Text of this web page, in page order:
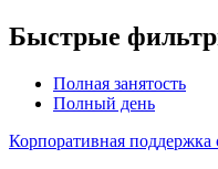
Быстрые
Полная занятость
Полный день
Корпоративная поддержка